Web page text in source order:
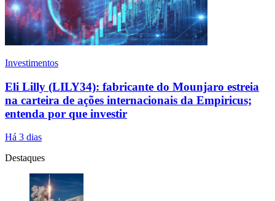
Investimentos
Eli Lilly (LILY34): fabricante do Mounjaro estreia
na carteira de ações internacionais da Empiricus;
entenda por que investir
Há 3 dias
Destaques